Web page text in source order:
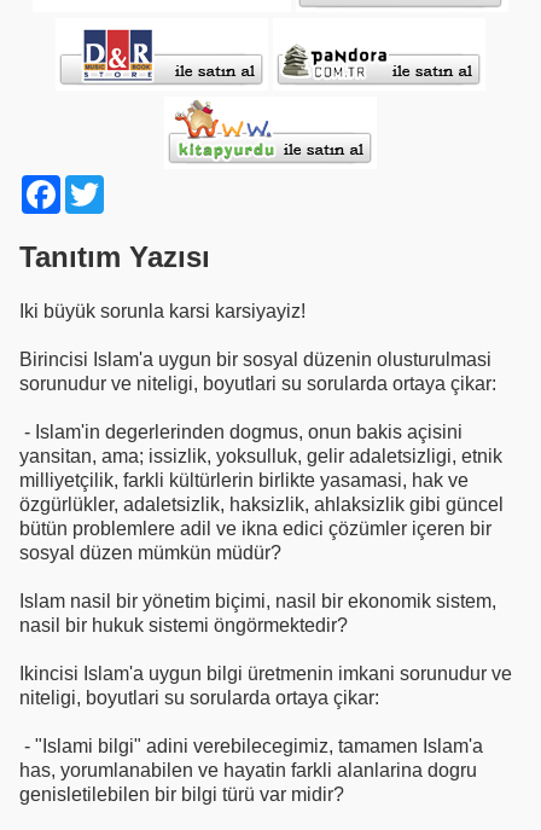
Facebook
Tanıtım Yazısı
Iki büyük sorunla karsi karsiyayiz!
Birincisi Islam'a uygun bir sosyal düzenin olusturulmasi
sorunudur ve niteligi, boyutlari su sorularda ortaya çikar:
- Islam'in degerlerinden dogmus, onun bakis açisini
yansitan, ama; issizlik, yoksulluk, gelir adaletsizligi, etnik
milliyetçilik, farkli kültürlerin birlikte yasamasi, hak ve
özgürlükler, adaletsizlik, haksizlik, ahlaksizlik gibi güncel
bütün problemlere adil ve ikna edici çözümler içeren bir
sosyal düzen mümkün müdür?
Islam nasil bir yönetim biçimi, nasil bir ekonomik sistem,
nasil bir hukuk sistemi öngörmektedir?
Ikincisi Islam'a uygun bilgi üretmenin imkani sorunudur ve
niteligi, boyutlari su sorularda ortaya çikar:
- "Islami bilgi" adini verebilecegimiz, tamamen Islam'a
has, yorumlanabilen ve hayatin farkli alanlarina dogru
genisletilebilen bir bilgi türü var midir?